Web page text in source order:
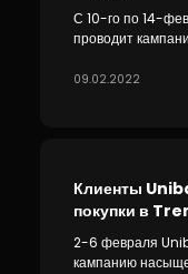
С 10-го по 14-
проводит
09.02.2022
Клиенты
покупки в
2-6 февраля
кампанию